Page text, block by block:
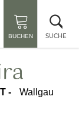
BUCHEN SUCHE
- Wallgau